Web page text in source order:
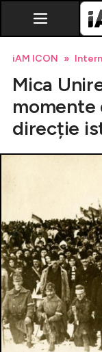
iAM ICON Intern
Mica
momente
direcție